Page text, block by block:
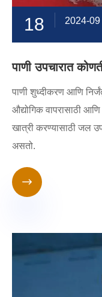
18 2024-09
पाणी उपचारात
पाणी शुध्दीकरण आणि
औद्योगिक वापरासाठी आणि
खात्री करण्यासाठी जल
असतो.
